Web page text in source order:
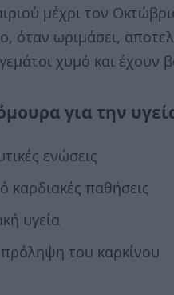
μέχρι τον
όταν ωριμάσει,
γεμάτοι χυμό και
για την
ενώσεις
καρδιακές παθήσεις
υγεία
του καρκίνου